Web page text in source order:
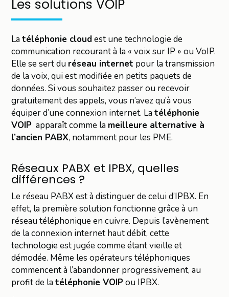
Les solutions VOIP
Latéléphonie cloudest une technologie de
communication recourant à la « voix sur IP » ou VoIP.
Elle se sert du réseau internet pour la transmission
de la voix, qui est modifiée en petits paquets de
données. Si vous souhaitez passer ou recevoir
gratuitement des appels, vous n’avez qu’à vous
équiper d’une connexion internet. Latéléphonie
VOIP apparaît comme la meilleure alternative à
l’ancien PABX, notamment pour les PME.
Réseaux PABX et IPBX, quelles
différences ?
Le réseau PABX est à distinguer de celui d’IPBX. En
effet, la première solution fonctionne grâce à un
réseau téléphonique en cuivre. Depuis l’avènement
de la connexion internet haut débit, cette
technologie est jugée comme étant vieille et
démodée. Même les opérateurs téléphoniques
commencent à l’abandonner progressivement, au
profit de latéléphonie VOIPou IPBX.